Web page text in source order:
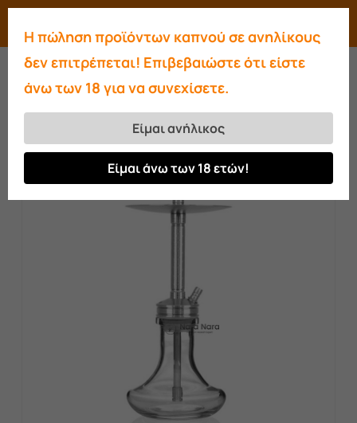
Skip
main
content
searchaccount
Αρχική σελίδα Ναργιλέδες
WD
WD Hookah LS2 Clear
Close
Η πώληση προϊόντων καπνού σε ανηλίκους
δεν επιτρέπεται! Επιβεβαιώστε ότι είστε
άνω των 18 για να συνεχίσετε.
Είμαι ανήλικος
Είμαι άνω των 18 ετών!